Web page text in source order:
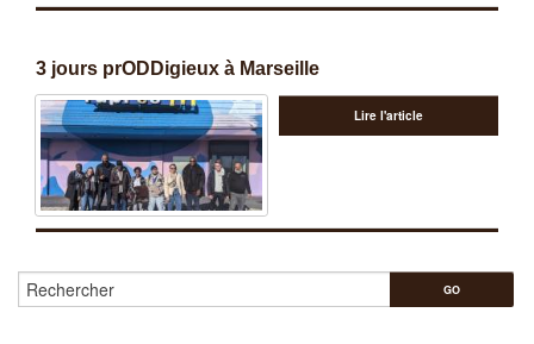
3 jours prODDigieux à Marseille
Lire l'article
Rechercher